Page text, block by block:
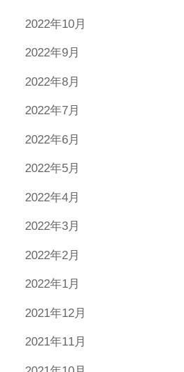
2022年10月
2022年9月
2022年8月
2022年7月
2022年6月
2022年5月
2022年4月
2022年3月
2022年2月
2022年1月
2021年12月
2021年11月